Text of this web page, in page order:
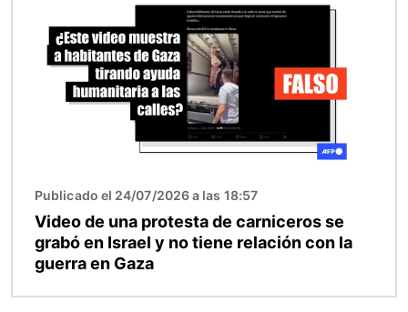
Publicado el 24/07/2026 a las 18:57
Video de una protesta de carniceros se
grabó en Israel y no tiene relación con la
guerra en Gaza